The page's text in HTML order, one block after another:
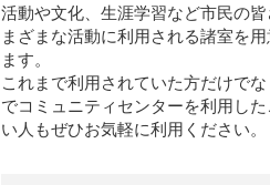
活動や文化、生涯学習など市民の皆
まざまな活動に利用される諸室を
ます。
これまで利用されていた方だけでな
でコミュニティセンターを利用し
い人もぜひお気軽に利用ください。